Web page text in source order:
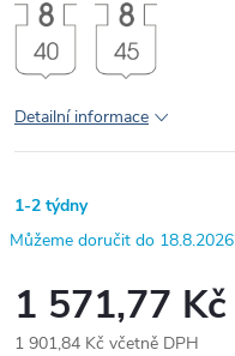
Detailní informace
1-2 týdny
18.8.2026
1 571,77 Kč
1 901,84 Kč včetně DPH